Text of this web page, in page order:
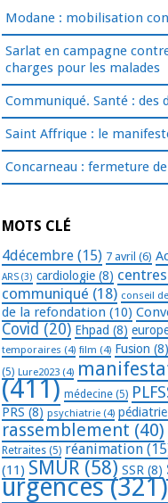
Modane : mobilisation
Sarlat en campagne
charges pour les malades
Communiqué. Santé :
Saint Affrique : le
Concarneau : fermeture
MOTS CLÉ
4décembre (15) 7 avril (6)
ARS (3) cardiologie (8)
communiqué (18) conseil
de la refondation (10)
Covid (20) Ehpad (8)
temporaires (4) film (4) Fusion (8)
(5) Lure2023 (4)
(411) médecine (5)
PRS (8) psychiatrie (4) pédiatrie
rassemblement (40)
Retraites (5) réanimation
(11) SMUR (58) SSR (8)
urgences(321)